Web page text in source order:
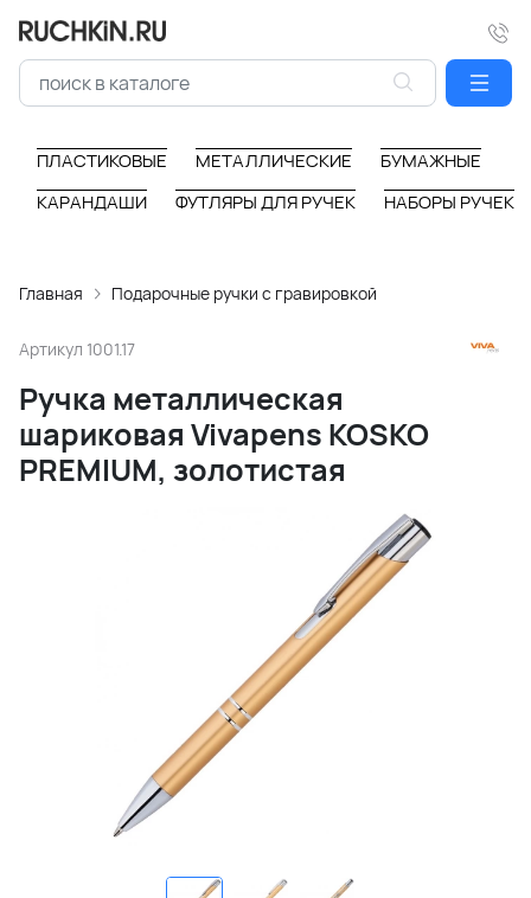
ПЛАСТИКОВЫЕ МЕТАЛЛИЧЕСКИЕ
БУМАЖНЫЕ
КАРАНДАШИ
ФУТЛЯРЫ ДЛЯ РУЧЕК НАБОРЫ РУЧЕК
Главная Подарочные ручки с гравировкой
Артикул 1001.17
Ручка металлическая
шариковая Vivapens KOSKO
PREMIUM, золотистая